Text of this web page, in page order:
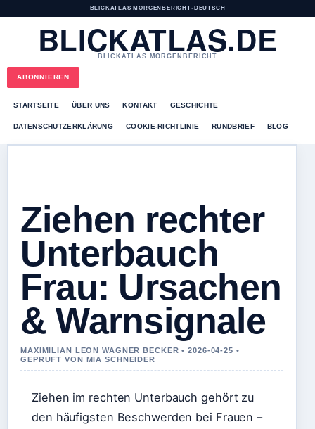
BLICKATLAS MORGENBERICHT• DEUTSCH
BLICKATLAS.DE
BLICKATLAS MORGENBERICHT
ABONNIEREN
STARTSEITE ÜBER UNS KONTAKT GESCHICHTE
DATENSCHUTZERKLÄRUNG COOKIE-RICHTLINIE RUNDBRIEF BLOG
Ziehen rechter
Unterbauch
Frau: Ursachen
& Warnsignale
MAXIMILIAN LEON WAGNER BECKER • 2026-04-25 •
GEPRUFT VON MIA SCHNEIDER
Ziehen im rechten Unterbauch gehört zu
den häufigsten Beschwerden bei Frauen –